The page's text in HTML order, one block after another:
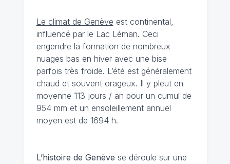
Le climat de Genève est continental,
influencé par le Lac Léman. Ceci
engendre la formation de nombreux
nuages bas en hiver avec une bise
parfois très froide. L’été est généralement
chaud et souvent orageux. Il y pleut en
moyenne 113 jours / an pour un cumul de
954 mm et un ensoleillement annuel
moyen est de 1694 h.
L’histoire de Genève se déroule sur une